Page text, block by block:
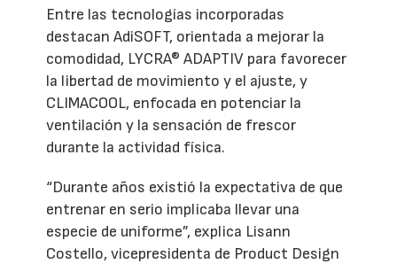
Entre las tecnologías incorporadas
destacan AdiSOFT, orientada a mejorar la
comodidad, LYCRA® ADAPTIV para favorecer
la libertad de movimiento y el ajuste, y
CLIMACOOL, enfocada en potenciar la
ventilación y la sensación de frescor
durante la actividad física.
“Durante años existió la expectativa de que
entrenar en serio implicaba llevar una
especie de uniforme”, explica Lisann
Costello, vicepresidenta de Product Design